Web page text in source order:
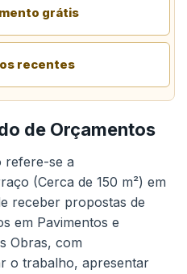
grátis
recentes
de Orçamentos
refere-se a
(Cerca de 150 m²) em
receber propostas de
em Pavimentos e
Obras, com
o trabalho, apresentar